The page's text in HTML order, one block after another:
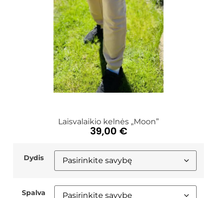
Laisvalaikio kelnės „Moon”
39,00 €
Dydis
Spalva